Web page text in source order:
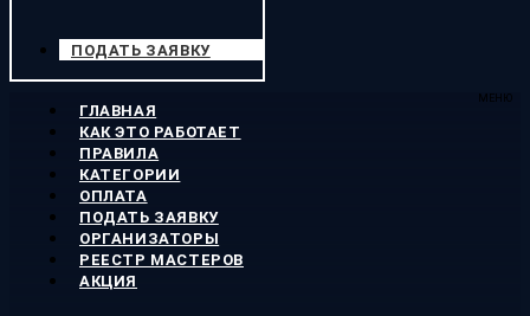
ПОДАТЬ ЗАЯВКУ
МЕНЮ
ГЛАВНАЯ
КАК ЭТО РАБОТАЕТ
ПРАВИЛА
КАТЕГОРИИ
ОПЛАТА
ПОДАТЬ ЗАЯВКУ
ОРГАНИЗАТОРЫ
РЕЕСТР МАСТЕРОВ
АКЦИЯ